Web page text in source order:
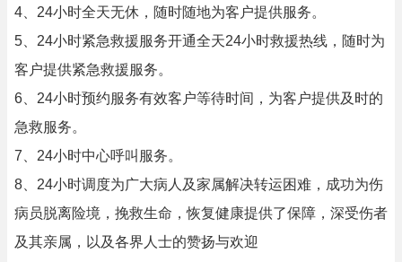
4、24小时全天无休，随时随地为客户提供服务。
5、24小时紧急救援服务开通全天24小时救援热线，随时为
客户提供紧急救援服务。
6、24小时预约服务有效客户等待时间，为客户提供及时的
急救服务。
7、24小时中心呼叫服务。
8、24小时调度为广大病人及家属解决转运困难，成功为伤
病员脱离险境，挽救生命，恢复健康提供了保障，深受伤者
及其亲属，以及各界人士的赞扬与欢迎